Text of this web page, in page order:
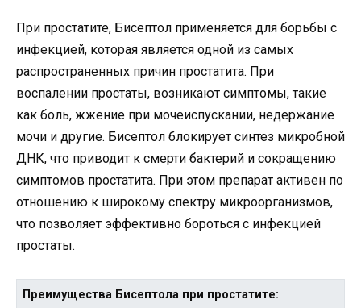
При простатите, Бисептол применяется для борьбы с
инфекцией, которая является одной из самых
распространенных причин простатита. При
воспалении простаты, возникают симптомы, такие
как боль, жжение при мочеиспускании, недержание
мочи и другие. Бисептол блокирует синтез микробной
ДНК, что приводит к смерти бактерий и сокращению
симптомов простатита. При этом препарат активен по
отношению к широкому спектру микроорганизмов,
что позволяет эффективно бороться с инфекцией
простаты.
Преимущества Бисептола при простатите: